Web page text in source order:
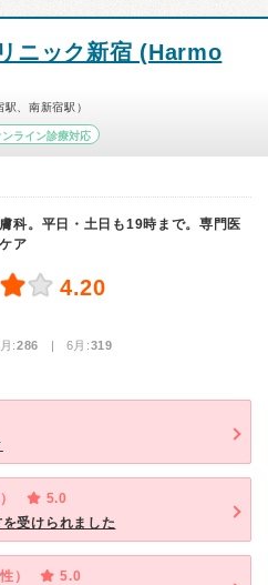
ニック新宿 (Harmo
、南新宿駅）
ンライン診療対応
科。平日・土日も19時まで。専門医
ア
4.20
:286 | 6月:319
5.0
受けられました
）
5.0